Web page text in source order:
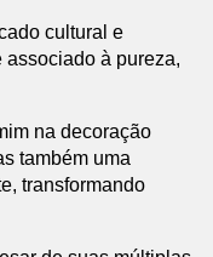
cultural e
à pureza,
na decoração
também uma
transformando